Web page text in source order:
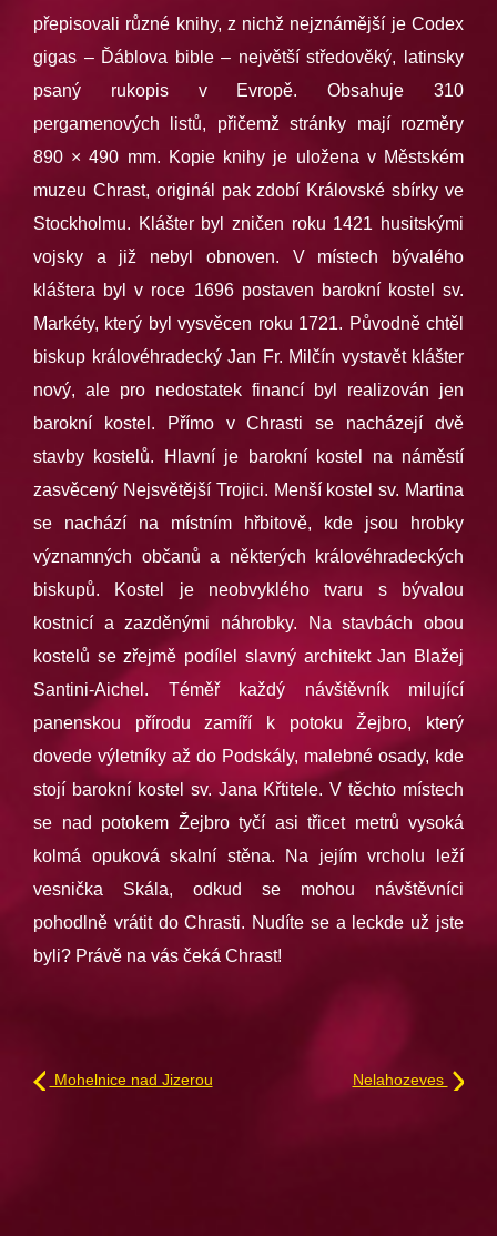
přepisovali různé knihy, z nichž nejznámější je Codex
gigas – Ďáblova bible – největší středověký, latinsky
psaný rukopis v Evropě. Obsahuje 310
pergamenových listů, přičemž stránky mají rozměry
890 × 490 mm. Kopie knihy je uložena v Městském
muzeu Chrast, originál pak zdobí Královské sbírky ve
Stockholmu. Klášter byl zničen roku 1421 husitskými
vojsky a již nebyl obnoven. V místech bývalého
kláštera byl v roce 1696 postaven barokní kostel sv.
Markéty, který byl vysvěcen roku 1721. Původně chtěl
biskup královéhradecký Jan Fr. Milčín vystavět klášter
nový, ale pro nedostatek financí byl realizován jen
barokní kostel. Přímo v Chrasti se nacházejí dvě
stavby kostelů. Hlavní je barokní kostel na náměstí
zasvěcený Nejsvětější Trojici. Menší kostel sv. Martina
se nachází na místním hřbitově, kde jsou hrobky
významných občanů a některých královéhradeckých
biskupů. Kostel je neobvyklého tvaru s bývalou
kostnicí a zazděnými náhrobky. Na stavbách obou
kostelů se zřejmě podílel slavný architekt Jan Blažej
Santini-Aichel. Téměř každý návštěvník milující
panenskou přírodu zamíří k potoku Žejbro, který
dovede výletníky až do Podskály, malebné osady, kde
stojí barokní kostel sv. Jana Křtitele. V těchto místech
se nad potokem Žejbro tyčí asi třicet metrů vysoká
kolmá opuková skalní stěna. Na jejím vrcholu leží
vesnička Skála, odkud se mohou návštěvníci
pohodlně vrátit do Chrasti. Nudíte se a leckde už jste
byli? Právě na vás čeká Chrast!
Mohelnice nad Jizerou Nelahozeves